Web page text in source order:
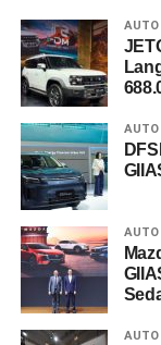
AUTO
AUTO
AUTO
AUTO